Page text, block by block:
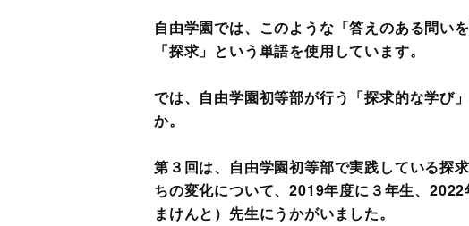
自由学園では、このような「答えのある問い
「探求」という単語を使用しています。
では、自由学園初等部が行う「探求的な学び
か。
第３回は、自由学園初等部で実践している探
ちの変化について、2019年度に３年生、
まけんと）先生にうかがいました。